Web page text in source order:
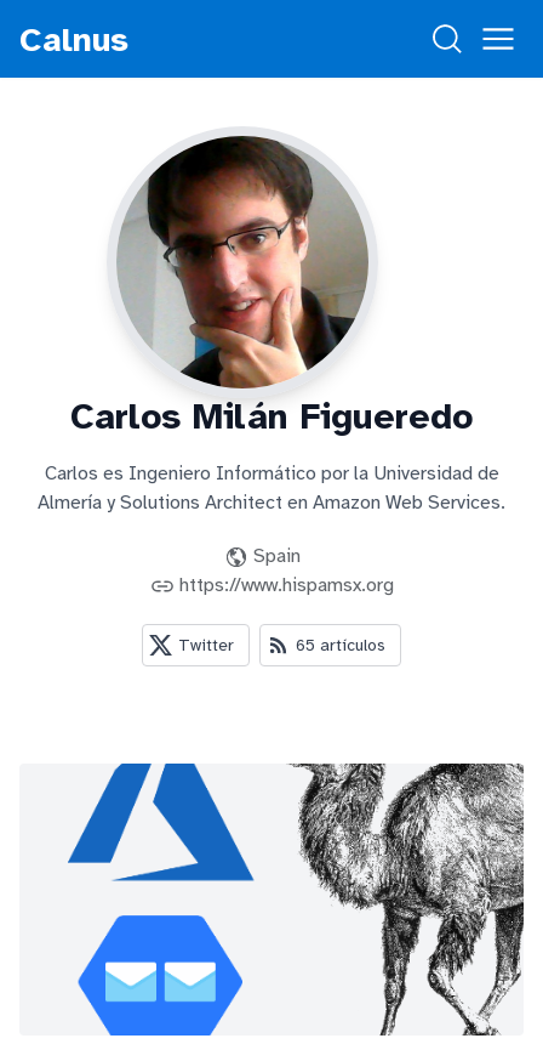
Calnus
Carlos Milán Figueredo
Carlos es Ingeniero Informático por la Universidad de
Almería y Solutions Architect en Amazon Web Services.
Spain
https://www.hispamsx.org
Twitter 65 artículos